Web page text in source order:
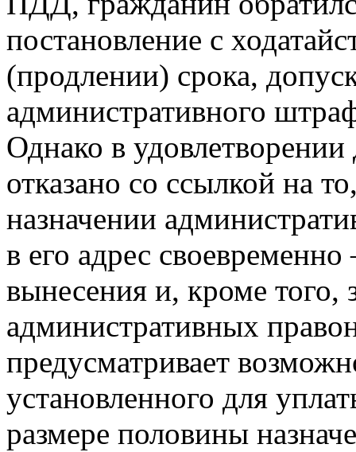
постановление с
(продлении) срока,
административного
Однако в
отказано со ссылкой на
назначении
в его адрес
вынесения и, кроме того,
административных
предусматривает
установленного для
размере половины